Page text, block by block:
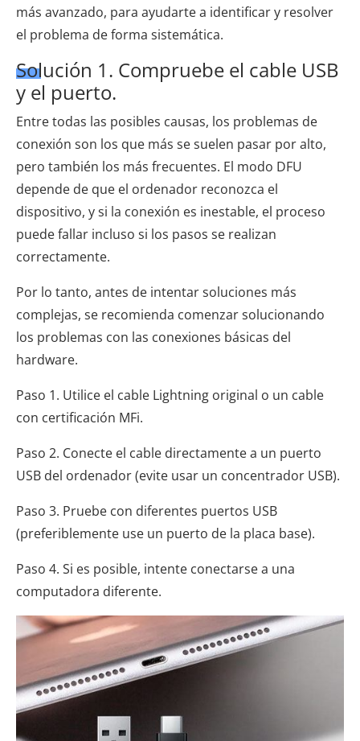
más avanzado, para ayudarte a identificar y resolver
el problema de forma sistemática.
Solución 1. Compruebe el cable USB
y el puerto.
Entre todas las posibles causas, los problemas de
conexión son los que más se suelen pasar por alto,
pero también los más frecuentes. El modo DFU
depende de que el ordenador reconozca el
dispositivo, y si la conexión es inestable, el proceso
puede fallar incluso si los pasos se realizan
correctamente.
Por lo tanto, antes de intentar soluciones más
complejas, se recomienda comenzar solucionando
los problemas con las conexiones básicas del
hardware.
Paso 1. Utilice el cable Lightning original o un cable
con certificación MFi.
Paso 2. Conecte el cable directamente a un puerto
USB del ordenador (evite usar un concentrador USB).
Paso 3. Pruebe con diferentes puertos USB
(preferiblemente use un puerto de la placa base).
Paso 4. Si es posible, intente conectarse a una
computadora diferente.